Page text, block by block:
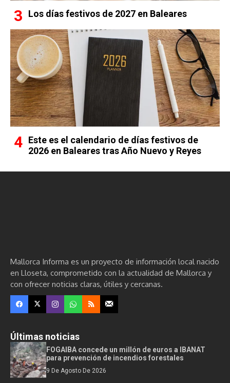
Los días festivos de 2027 en Baleares
Este es el calendario de días festivos de
2026 en Baleares tras Año Nuevo y Reyes
Mallorca Informa es un proyecto de información local nacido
en Lloseta, comprometido con la actualidad de Mallorca y
con ofrecer noticias claras, útiles y cercanas.
Últimas noticias
FOGAIBA concede un millón de euros a IBANAT
para prevención de incendios forestales
9 De Agosto De 2026